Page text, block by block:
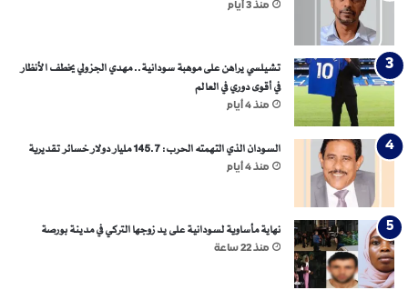
منذ 3 أيام
تشيلسي يراهن على موهبة سودانية.. مهدي الجزولي يخطف الأنظار
في أقوى دوري في العالم
منذ 4 أيام
السودان الذي التهمته الحرب: 145.7 مليار دولار خسائر تقديرية
منذ 4 أيام
نهاية مأساوية لسودانية على يد زوجها التركي في مدينة بورصة
منذ 22 ساعة